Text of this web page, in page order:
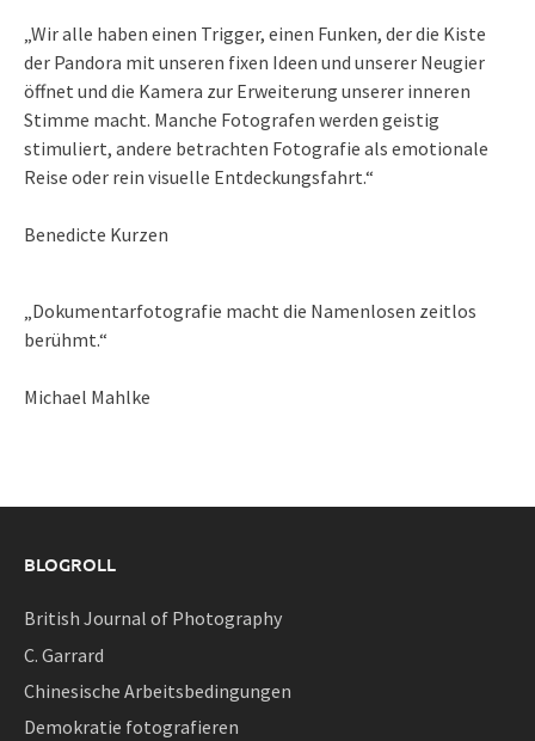
„Wir alle haben einen Trigger, einen Funken, der die Kiste
der Pandora mit unseren fixen Ideen und unserer Neugier
öffnet und die Kamera zur Erweiterung unserer inneren
Stimme macht. Manche Fotografen werden geistig
stimuliert, andere betrachten Fotografie als emotionale
Reise oder rein visuelle Entdeckungsfahrt.“
Benedicte Kurzen
„Dokumentarfotografie macht die Namenlosen zeitlos
berühmt.“
Michael Mahlke
BLOGROLL
British Journal of Photography
C. Garrard
Chinesische Arbeitsbedingungen
Demokratie fotografieren